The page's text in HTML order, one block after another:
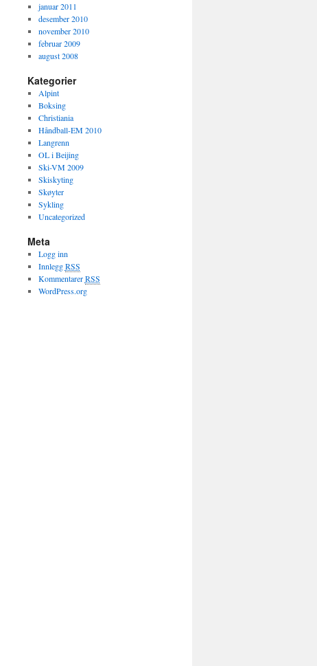
januar 2011
desember 2010
november 2010
februar 2009
august 2008
Kategorier
Alpint
Boksing
Christiania
Håndball-EM 2010
Langrenn
OL i Beijing
Ski-VM 2009
Skiskyting
Skøyter
Sykling
Uncategorized
Meta
Logg inn
InnleggRSS
KommentarerRSS
WordPress.org